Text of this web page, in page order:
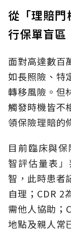
從「理賠門
行保單盲區
面對高達數百
如長照險、特
轉移風險。但
觸發時機皆不
領保險理賠的
目前臨床與
智評估量表
智，此時患者
自理；CDR 2
需他人協助；
地點及親人常